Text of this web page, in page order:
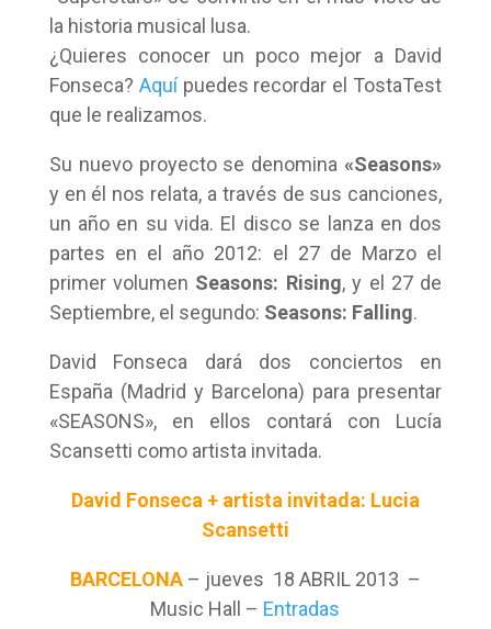
la historia musical lusa.
¿Quieres conocer un poco mejor a David
Fonseca? Aquípuedes recordar el TostaTest
que le realizamos.
Su nuevo proyecto se denomina«Seasons»
y en él nos relata, a través de sus canciones,
un año en su vida. El disco se lanza en dos
partes en el año 2012: el 27 de Marzo el
primer volumen Seasons: Rising, y el 27 de
Septiembre, el segundo: Seasons: Falling.
David Fonseca dará dos conciertos en
España (Madrid y Barcelona) para presentar
«SEASONS», en ellos contará con Lucía
Scansetti como artista invitada.
David Fonseca + artista invitada: Lucia
Scansetti
BARCELONA– jueves 18 ABRIL 2013 –
Music Hall – Entradas